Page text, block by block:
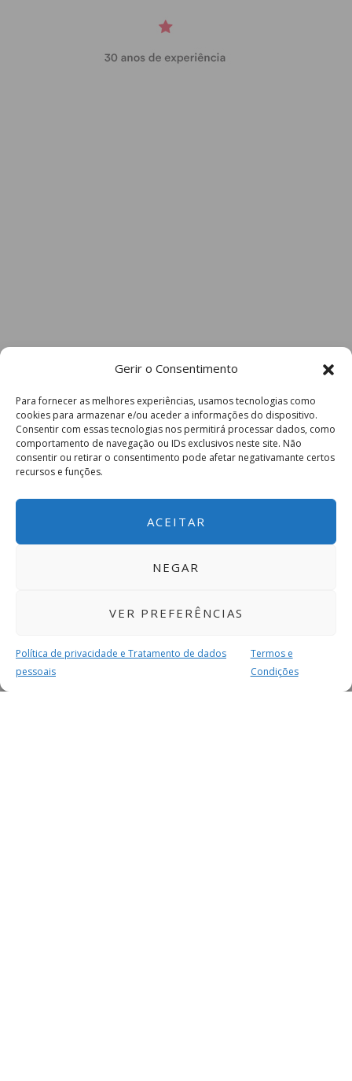
Gerir o Consentimento
Para fornecer as melhores experiências, usamos tecnologias como
cookies para armazenar e/ou aceder a informações do dispositivo.
Consentir com essas tecnologias nos permitirá processar dados, como
comportamento de navegação ou IDs exclusivos neste site. Não
consentir ou retirar o consentimento pode afetar negativamante certos
recursos e funções.
ACEITAR
NEGAR
VER PREFERÊNCIAS
Política de privacidade e Tratamento de dados
pessoais
Termos e
Condições